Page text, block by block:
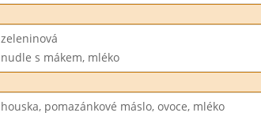
zeleninová
nudle s mákem, mléko
houska, pomazánkové máslo, ovoce, mléko